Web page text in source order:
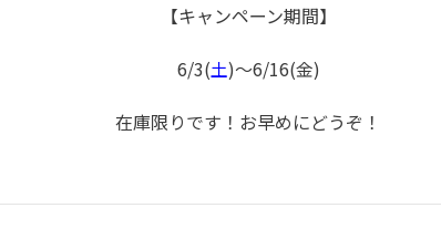
【キャンペーン期間】
6/3(土)～6/16(金)
在庫限りです！お早めにどうぞ！